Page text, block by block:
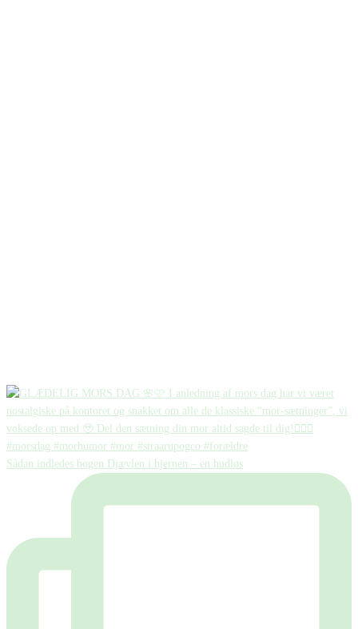
Sådan indledes bogen Djævlen i hjernen – en hudløs